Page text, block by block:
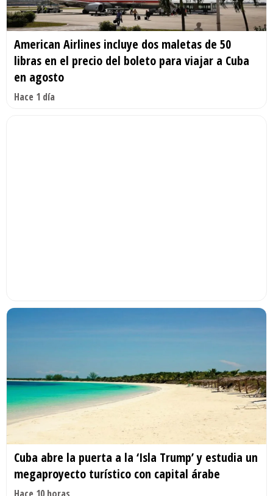
American Airlines incluye dos maletas de 50
libras en el precio del boleto para viajar a Cuba
en agosto
Hace 1 día
Cuba abre la puerta a la ‘Isla Trump’ y estudia un
megaproyecto turístico con capital árabe